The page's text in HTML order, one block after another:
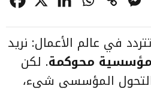
في عالم الأعمال: نريد
محوكمة. لكن
التحول المؤسسي شيء،